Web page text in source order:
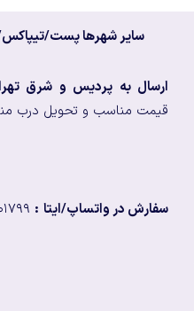
سایر شهرها پست/تیپاکس/
ارسال به پردیس و شرق
قیمت مناسب و تحویل درب
سفارش در واتساپ/ایتا :